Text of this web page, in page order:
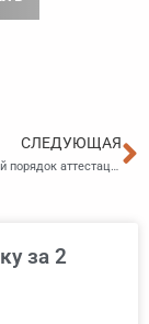
СЛЕДУЮЩАЯ
Утвержден новый порядок аттестации приморских экскурсоводов
за 2